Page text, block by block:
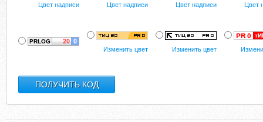
Цвет надписи Цвет надписи Цвет надписи Цвет
Изменить цвет Изменить цвет